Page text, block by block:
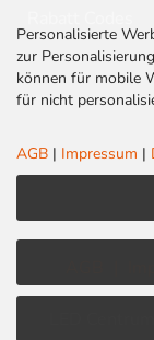
Personalisierte
zur
können für mobile
für nicht
AGB | Impressum |
LED